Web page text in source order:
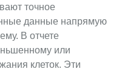
точное
данные напрямую
В отчете
или
клеток. Эти